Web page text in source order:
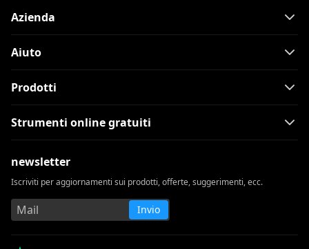
Azienda
Aiuto
Prodotti
Strumenti online gratuiti
newsletter
Iscriviti per aggiornamenti sui prodotti, offerte, suggerimenti, ecc.
Invio